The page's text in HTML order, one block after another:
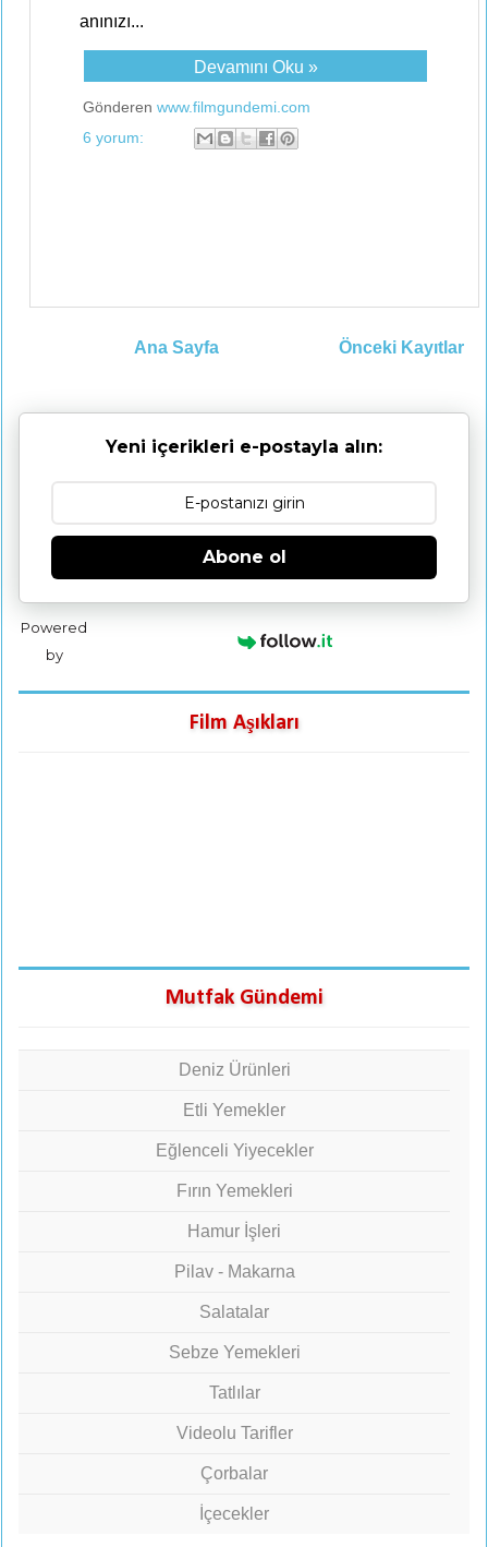
anınızı...
Devamını Oku »
Gönderen www.filmgundemi.com
6 yorum:
Önceki Kayıtlar
Ana Sayfa
Yeni içerikleri e-postayla alın:
Abone ol
Powered
by
Film Aşıkları
Mutfak Gündemi
Deniz Ürünleri
Etli Yemekler
Eğlenceli Yiyecekler
Fırın Yemekleri
Hamur İşleri
Pilav - Makarna
Salatalar
Sebze Yemekleri
Tatlılar
Videolu Tarifler
Çorbalar
İçecekler